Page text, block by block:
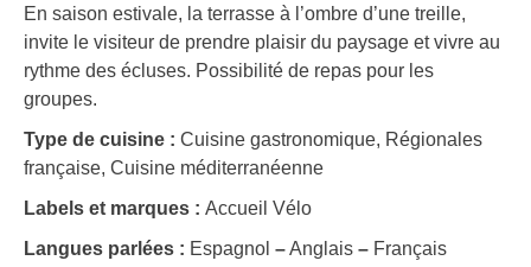
En saison estivale, la terrasse à l’ombre d’une treille,
invite le visiteur de prendre plaisir du paysage et vivre au
rythme des écluses. Possibilité de repas pour les
groupes.
Type de cuisine : Cuisine gastronomique, Régionales
française, Cuisine méditerranéenne
Labels et marques : Accueil Vélo
Langues parlées : Espagnol –Anglais – Français